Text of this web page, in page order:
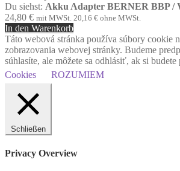
Du siehst: Akku Adapter BERNER BBP
24,80 € mit MWSt. 20,16 € ohne MWSt.
In den Warenkorb
Táto webová stránka používa súbory cookie
zobrazovania webovej stránky. Budeme
súhlasíte, ale môžete sa odhlásiť, ak si
Cookies
ROZUMIEM
Schließen
Privacy Overview